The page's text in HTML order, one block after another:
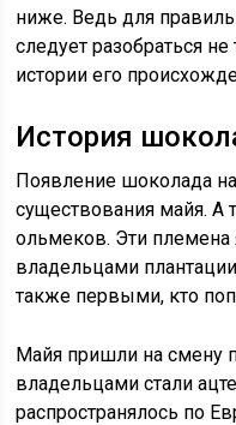
ниже. Ведь для
следует разобраться
истории его
История
Появление шоколада
существования майя. А
ольмеков. Эти
владельцами
также первыми, кто
Майя пришли на смену
владельцами стали
распространялось по